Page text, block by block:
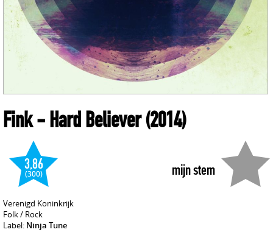
Fink- Hard Believer(2014)
mijn stem
3,86
(300)
Verenigd Koninkrijk
Folk / Rock
Label: Ninja Tune